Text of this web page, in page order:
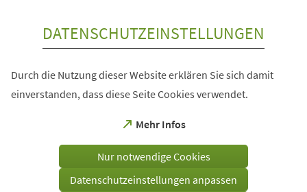
DATENSCHUTZEINSTELLUNGEN
Durch die Nutzung dieser Website erklären Sie sich damit
einverstanden, dass diese Seite Cookies verwendet.
Mehr Infos
(Öffnet
einem
Tab)
Nur notwendige Cookies
Datenschutzeinstellungen anpassen